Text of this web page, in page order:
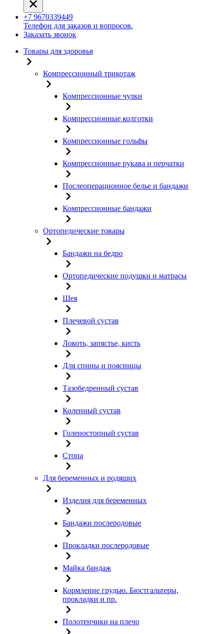
+7 9670339449
Телефон для заказов и вопросов.
Заказать звонок
Товары для здоровья
Компрессионный трикотаж
Компрессионные чулки
Компрессионные колготки
Компрессионные гольфы
Компрессионные рукава и перчатки
Послеоперационное белье и бандажи
Компрессионные бандажи
Ортопедические товары
Бандажи на бедро
Ортопедические подушки и матрасы
Шея
Плечевой сустав
Локоть, запястье, кисть
Для спины и поясницы
Тазобедренный сустав
Коленный сустав
Голеностопный сустав
Стопа
Для беременных и родящих
Изделия для беременных
Бандажи послеродовые
Прокладки послеродовые
Майка бандаж
Кормление грудью. Бюстгальтеры,
прокладки и пр.
Полотенчики на плечо